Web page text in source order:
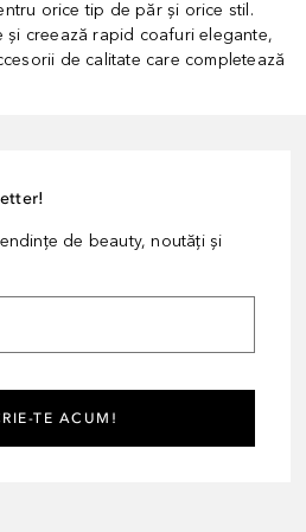
orice tip de păr și orice stil.
creează rapid coafuri elegante,
de calitate care completează
de beauty, noutăți și
TE ACUM!